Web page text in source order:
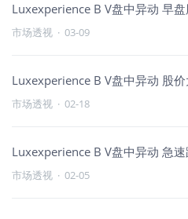
Luxexperience B V盘中异动 早
市场透视 · 03-09
Luxexperience B V盘中异动 股
市场透视 · 02-18
Luxexperience B V盘中异动 急
市场透视 · 02-05